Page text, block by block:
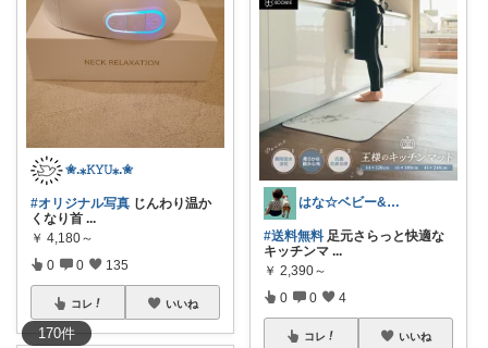
170件
✬.⁎𝙺𝚈𝚄⁎.✬
#オリジナル写真 じんわり温か
くなり首 ...
￥ 4,180～
0 0 135
コレ いいね
はな☆ベビー&キッズ
#送料無料 足元さらっと快適な
キッチンマ ...
￥ 2,390～
0 0 4
コレ いいね